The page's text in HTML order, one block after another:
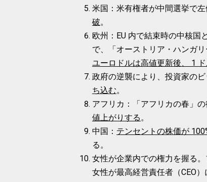
米国：米有権者が中間選挙で
破。
欧州：EU 内で結束時の中核国
で、「オーストリア・ハンガ
ユーロドルは高値更新後、 1
政府の逆襲により、投資家のビ
ち込む。
アフリカ：「アフリカの春」の
値上がりする。
中国： テンセントの株価が
る。
女性が企業内での権力を握る
女性が最高経営責任者（CEO）